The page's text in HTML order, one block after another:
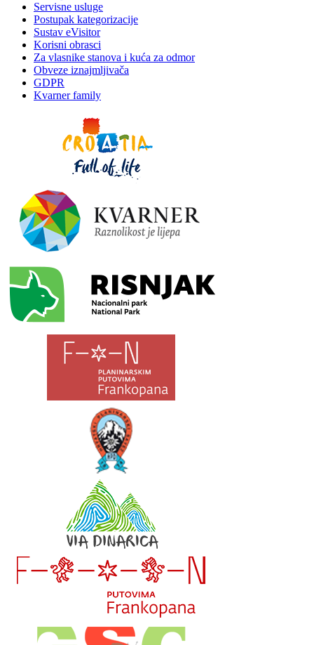
Servisne usluge
Postupak kategorizacije
Sustav eVisitor
Korisni obrasci
Za vlasnike stanova i kuća za odmor
Obveze iznajmljivača
GDPR
Kvarner family